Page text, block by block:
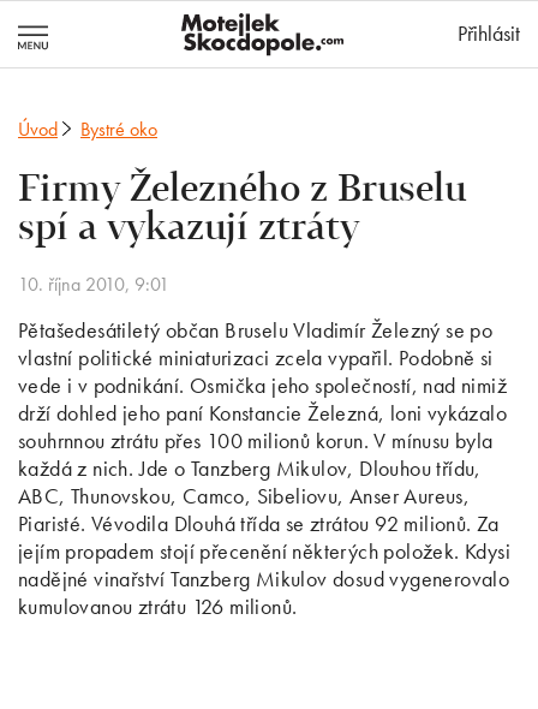
Přihlásit
Úvod Bystré oko
Firmy Železného z Bruselu
spí a vykazují ztráty
10. října 2010, 9:01
Pětašedesátiletý občan Bruselu Vladimír Železný se po
vlastní politické miniaturizaci zcela vypařil. Podobně si
vede i v podnikání. Osmička jeho společností, nad nimiž
drží dohled jeho paní Konstancie Železná, loni vykázalo
souhrnnou ztrátu přes 100 milionů korun. V mínusu byla
každá z nich. Jde o Tanzberg Mikulov, Dlouhou třídu,
ABC, Thunovskou, Camco, Sibeliovu, Anser Aureus,
Piaristé. Vévodila Dlouhá třída se ztrátou 92 milionů. Za
jejím propadem stojí přecenění některých položek. Kdysi
nadějné vinařství Tanzberg Mikulov dosud vygenerovalo
kumulovanou ztrátu 126 milionů.